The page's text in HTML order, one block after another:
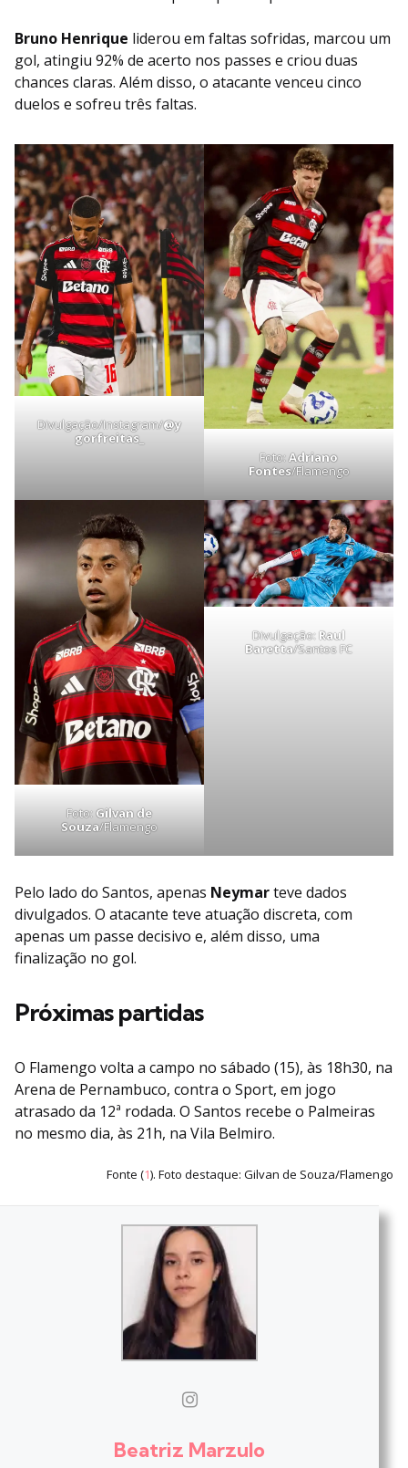
Bruno Henrique liderou em faltas sofridas, marcou um
gol, atingiu 92% de acerto nos passes e criou duas
chances claras. Além disso, o atacante venceu cinco
duelos e sofreu três faltas.
Divulgação/Instagram/@y
gorfreitas_
Foto:Adriano
Fontes/Flamengo
Foto:Gilvan de
Souza/Flamengo
Divulgação:Raul
Baretta/Santos FC
Pelo lado do Santos, apenas Neymarteve dados
divulgados. O atacante teve atuação discreta, com
apenas um passe decisivo e, além disso, uma
finalização no gol.
Próximas partidas
O Flamengo volta a campo no sábado (15), às 18h30, na
Arena de Pernambuco, contra o Sport, em jogo
atrasado da 12ª rodada. O Santos recebe o Palmeiras
no mesmo dia, às 21h, na Vila Belmiro.
Fonte (1). Foto destaque: Gilvan de Souza/Flamengo
Beatriz Marzulo